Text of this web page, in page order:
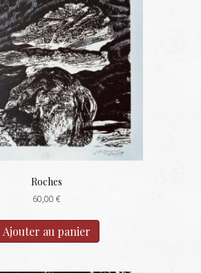
Roches
60,00 €
Ajouter au panier